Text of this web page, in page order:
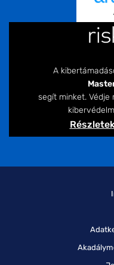
A
segít minket. Védje